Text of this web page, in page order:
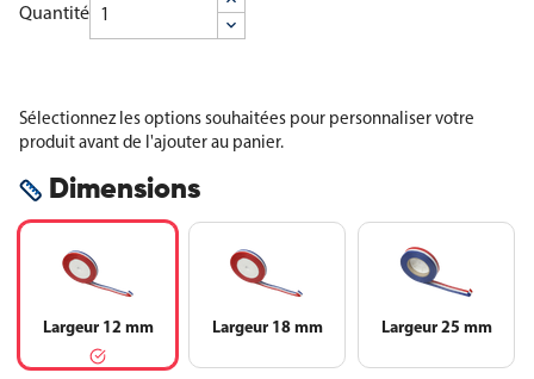
Quantité
Sélectionnez les options souhaitées pour personnaliser votre
produit avant de l'ajouter au panier.
Dimensions
Largeur 12 mm Largeur 18 mm Largeur 25 mm